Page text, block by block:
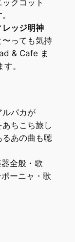
クコット
レッジ明神
っても気持
& Cafe ま
。
ルパカが
ちこち旅し
あの曲も聴
全般・歌
ーニャ・歌